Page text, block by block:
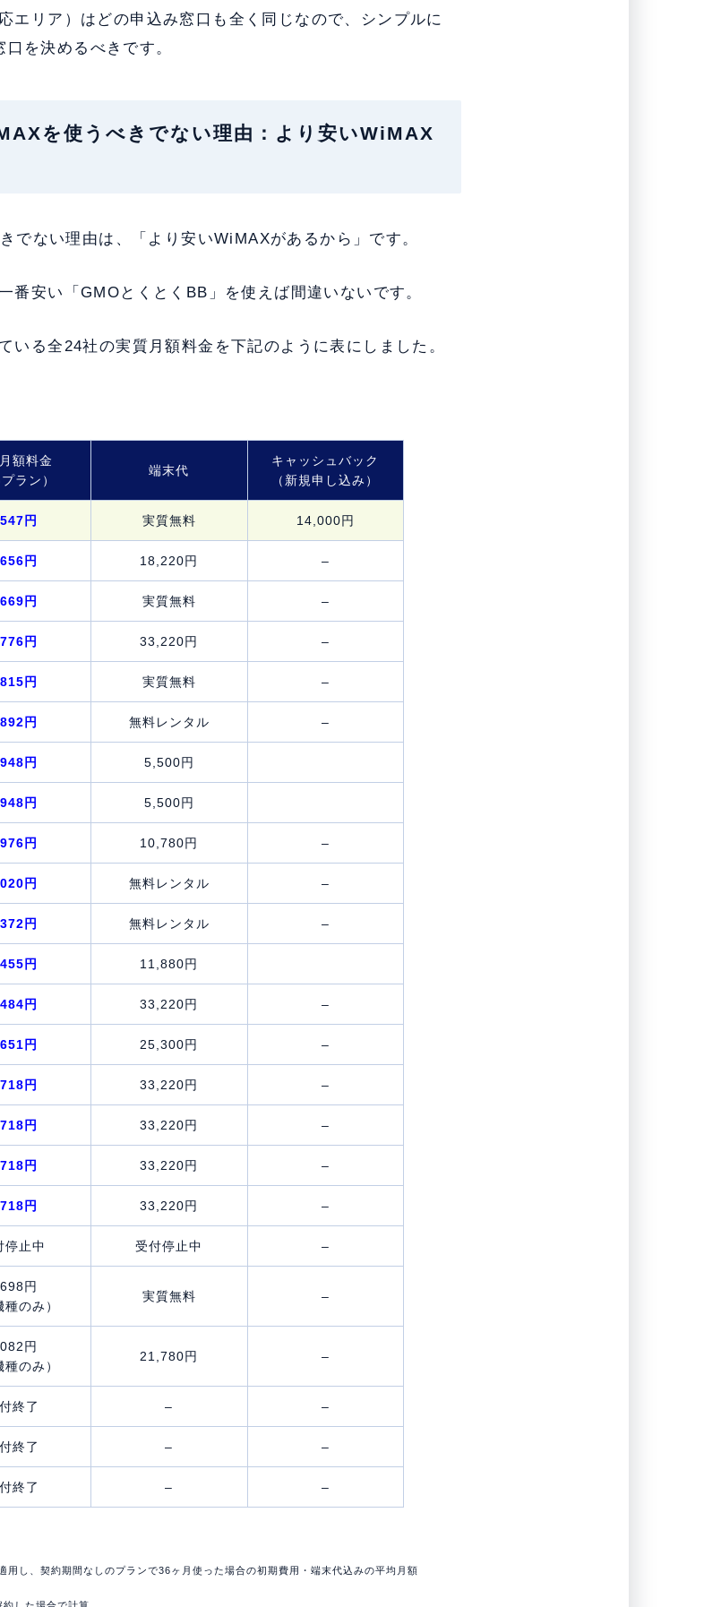
エリア）はどの申込み窓口も全く同じなので、シンプルに
を決めるべきです。
を使うべきでない理由：より安いWiMAX
でない理由は、「より安いWiMAXがあるから」です。
番安い「GMOとくとくBB」を使えば間違いないです。
いる全24社の実質月額料金を下記のように表にしました。
額料金
プラン）
端末代
キャッシュバック
（新規申し込み）
円 実質無料 14,000円
円 18,220円 –
円 実質無料 –
円 33,220円 –
円 実質無料 –
円 無料レンタル –
円 5,500円
円 5,500円
円 10,780円 –
円 無料レンタル –
円 無料レンタル –
円 11,880円
円 33,220円 –
円 25,300円 –
円 33,220円 –
円 33,220円 –
円 33,220円 –
円 33,220円 –
停止中 受付停止中 –
円
種のみ）
実質無料 –
円
種のみ）
21,780円 –
終了 – –
終了 – –
終了 – –
用し、契約期間なしのプランで36ヶ月使った場合の初期費用・端末代込みの平均月額